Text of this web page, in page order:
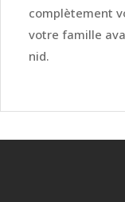
complètement
votre famille
nid.